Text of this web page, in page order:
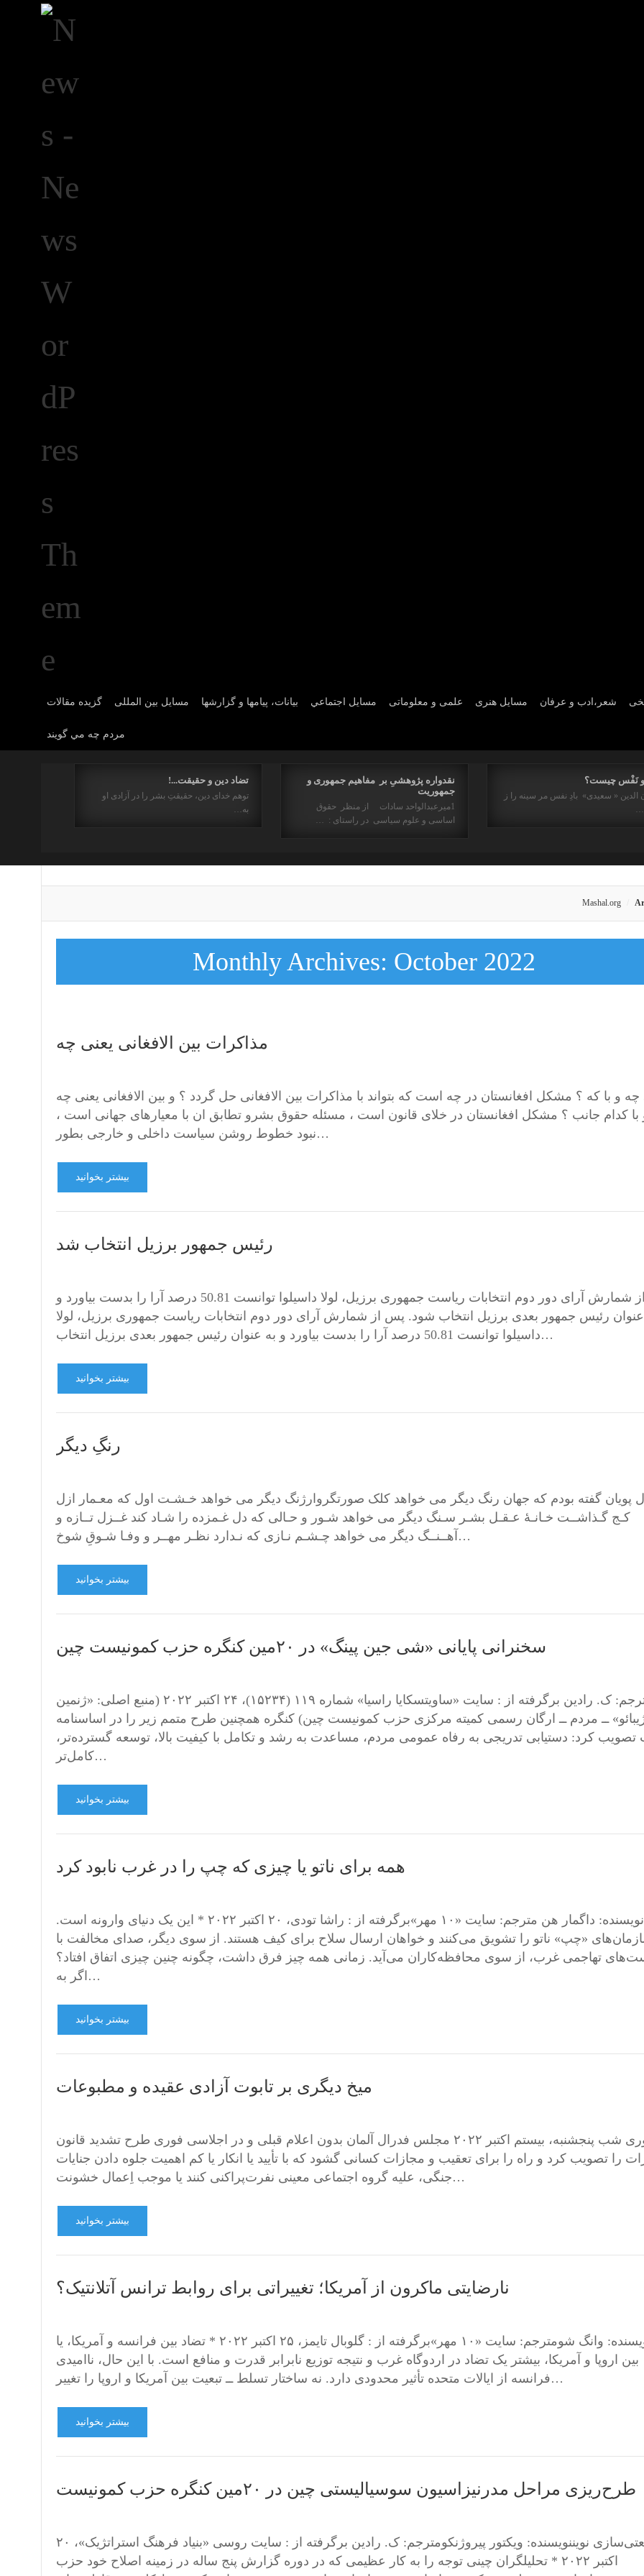
گزیده مقالات مسایل بین المللی بیانات، پیامها و گزارشها مسايل اجتماعي علمی و معلوماتی مسايل هنری شعر،ادب و عرفان
مردم چه مي گويند
تضاد دین و حقیقت...!
توهم خدای دین، حقیقتِ بشر را در آزادی او
به…
نقدواره پژوهشیِ بر مفاهیم جمهوری و
جمهوریت
1میرعبدالواحد سادات از منظر حقوق
اساسی و علوم سیاسی در راستای : …
و نَفْس چیست؟
الدین « سعیدی» بادِ نفس مر سینه را ز
Mashal.org
Monthly Archives: October 2022
مذاکرات بین الافغانی یعنی چه
چه و با که ؟ مشکل افغانستان در چه است که بتواند با مذاکرات بین الافغانی حل گردد ؟ و بین الافغانی یعنی چه
با کدام جانب ؟ مشکل افغانستان در خلای قانون است ، مسئله حقوق بشرو تطابق ان با معیارهای جهانی است ،
نبود خطوط روشن سیاست داخلی و خارجی بطور…
بیشتر بخوانید
رئیس جمهور برزیل انتخاب شد
پس از شمارش آرای دور دوم انتخابات ریاست جمهوری برزیل، لولا داسیلوا توانست 50.81 درصد آرا را بدست بیاورد و
عنوان رئیس جمهور بعدی برزیل انتخاب شود. پس از شمارش آرای دور دوم انتخابات ریاست جمهوری برزیل، لولا
داسیلوا توانست 50.81 درصد آرا را بدست بیاورد و به عنوان رئیس جمهور بعدی برزیل انتخاب…
بیشتر بخوانید
رنگِ دیگر
پویان گفته بودم که جهان رنگ دیگر می خواهد کلک صورتگروارژنگ دیگر می خواهد خـشـت اول که معـمار ازل
کـج گـذاشــت خـانـۀ عـقـل بشـر سـنگ دیگر می خواهد شـور و حـالی که دل غـمزده را شـاد کند غــزل تــازه و
آهــنــگ دیگر می خواهد چـشـم نـازی که نـدارد نظـر مهــر و وفـا شـوقِ شوخ…
بیشتر بخوانید
سخنرانی پایانی «شی جین پینگ» در ۲۰‌مین کنگره حزب کمونیست چین
مترجم: ک. رادین برگرفته از : سایت «ساویتسکایا راسیا» شماره ۱۱۹ (۱۵۲۳۴)، ۲۴ اکتبر ۲۰۲۲ (منبع اصلی: «ژنمین
ــ مردم ــ ارگان رسمی ‌کمیته مرکزی حزب کمونیست چین) کنگره همچنین طرح متمم زیر را در اساسنامه
کرد: دستیابی تدریجی به رفاه عمومی ‌مردم، مساعدت به رشد و تکامل با کیفیت بالا، توسعه گسترده‌تر،
کامل‌تر…
بیشتر بخوانید
همه برای ناتو یا چیزی که چپ را در غرب نابود کرد
نویسنده: داگمار هن مترجم: سایت «۱۰ مهر»برگرفته از : راشا تودی، ۲۰ اکتبر ۲۰۲۲ * این یک دنیای وارونه است.
«چپ» ناتو را تشویق می‌کنند و خواهان ارسال سلاح برای کیف هستند. از سوی دیگر، صدای مخالفت با
تهاجمی‌ غرب، از سوی محافظه‌کاران می‌آید. زمانی همه چیز فرق داشت، چگونه چنین چیزی اتفاق افتاد؟
اگر به…
بیشتر بخوانید
میخ دیگری بر تابوت آزادی عقیده و مطبوعات
م. نوری شب پنجشنبه، بیستم اکتبر ۲۰۲۲ مجلس فدرال آلمان بدون اعلام قبلی و در اجلاسی فوری طرح تشدید قانون
را تصویب کرد و راه را برای تعقیب و مجازات کسانی گشود که با تأیید یا انکار یا کم اهمیت جلوه دادن جنایات
جنگی، علیه گروه اجتماعی معینی نفرت‌پراکنی کنند یا موجب اِعمال خشونت…
بیشتر بخوانید
نارضایتی ماکرون از آمریکا؛ تغییراتی برای روابط ترانس آتلانتیک؟
نویسنده: وانگ شومترجم: سایت «۱۰ مهر»برگرفته از : گلوبال تایمز، ۲۵ اکتبر ۲۰۲۲ * تضاد بین فرانسه و آمریکا، یا
بین اروپا و آمریکا، بیشتر یک تضاد در اردوگاه غرب و نتیجه توزیع نابرابر قدرت و منافع است. با این حال، ناامیدی
فرانسه از ایالات متحده تأثیر محدودی دارد. نه ساختار تسلط ــ تبعیت بین آمریکا و اروپا را تغییر…
بیشتر بخوانید
طرح‌ریزی مراحل مدرنیزاسیون سوسیالیستی چین در ۲۰‌مین کنگره حزب کمونیست
صنعتی‌سازی نویننویسنده: ویکتور پیروژنکومترجم: ک. رادین برگرفته از : سایت روسی «بنیاد فرهنگ استراتژیک»، ۲۰
اکتبر ۲۰۲۲ * تحلیلگران چینی توجه را به کار عظیمی ‌که در دوره گزارش پنج ساله در زمینه اصلاح خود حزب